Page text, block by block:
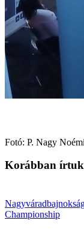
Fotó: P. Nagy Noémi
Korábban írtuk
Nagyvárad
Championship